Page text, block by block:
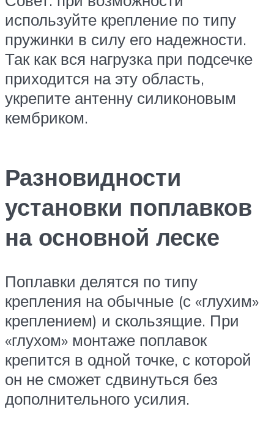
используйте крепление по типу
пружинки в силу его надежности.
Так как вся нагрузка при подсечке
приходится на эту область,
укрепите антенну силиконовым
кембриком.
Разновидности
установки поплавков
на основной леске
Поплавки делятся по типу
крепления на обычные (с «глухим»
креплением) и скользящие. При
«глухом» монтаже поплавок
крепится в одной точке, с которой
он не сможет сдвинуться без
дополнительного усилия.